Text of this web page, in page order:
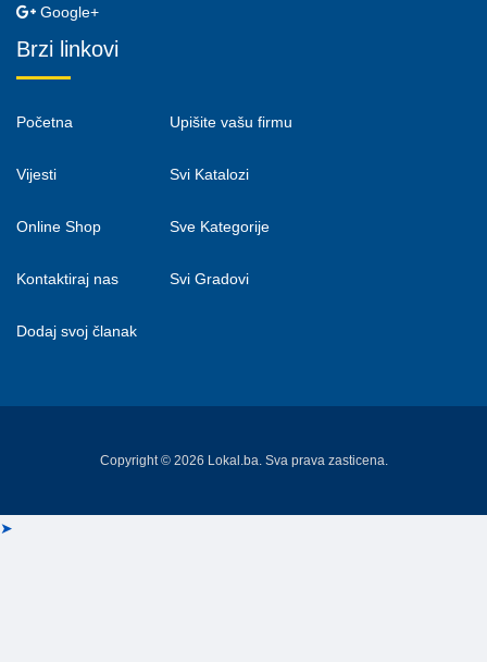
Google+
Brzi linkovi
Početna
Vijesti
Online Shop
Kontaktiraj nas
Dodaj svoj članak
Upišite vašu firmu
Svi Katalozi
Sve Kategorije
Svi Gradovi
Copyright © 2026 Lokal.ba. Sva prava zasticena.
➤